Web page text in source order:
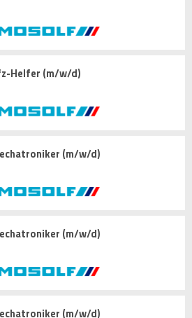
Helfer (m/w/d)
(m/w/d)
(m/w/d)
(m/w/d)